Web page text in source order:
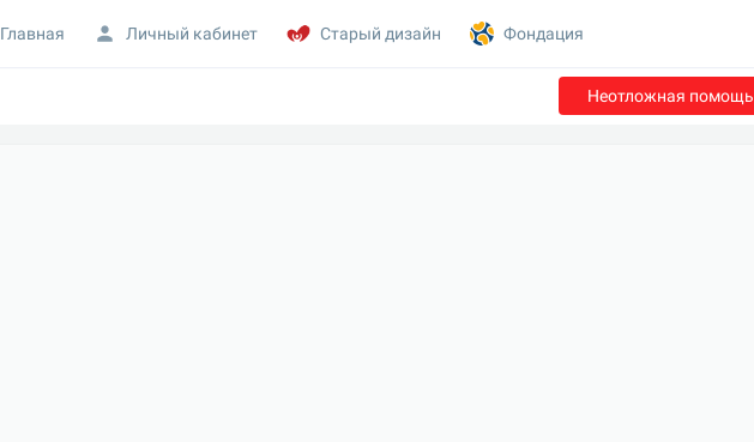
Неотложная помощь
Главная Личный кабинет Старый дизайн Фондация